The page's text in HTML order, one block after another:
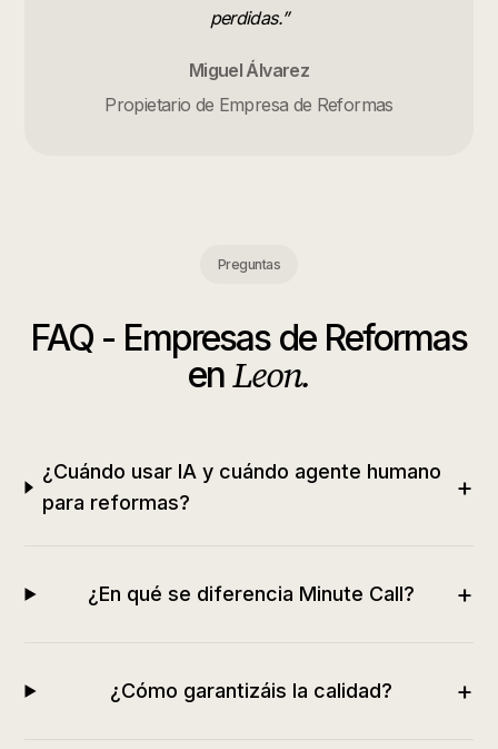
perdidas.”
Miguel Álvarez
Propietario de Empresa de Reformas
Preguntas
FAQ - Empresas de Reformas
enLeon.
¿Cuándo usar IA y cuándo agente humano
para reformas?
+
¿En qué se diferencia Minute Call? +
¿Cómo garantizáis la calidad? +